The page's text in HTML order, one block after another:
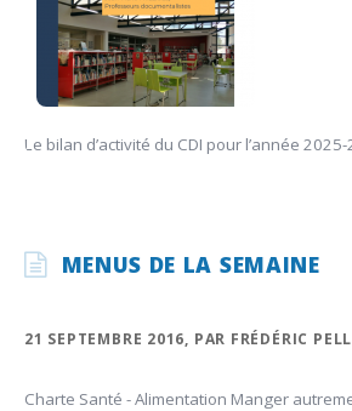
Le bilan d’activité du CDI pour l’année 2025-
MENUS DE LA SEMAINE
21 SEPTEMBRE 2016, PAR FRÉDÉRIC
Charte Santé - Alimentation Manger